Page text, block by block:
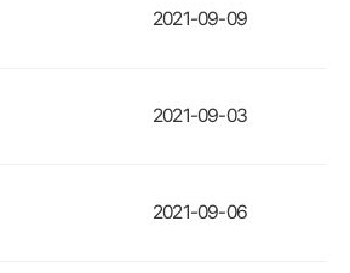
2021-09-09
2021-09-03
2021-09-06